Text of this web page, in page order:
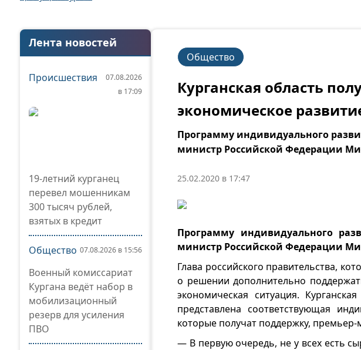
Лента новостей
Происшествия
07.08.2026
в 17:09
19-летний курганец
перевел мошенникам
300 тысяч рублей,
взятых в кредит
Общество 07.08.2026 в 15:56
Военный комиссариат
Кургана ведёт набор в
мобилизационный
резерв для усиления
ПВО
Общество
Курганская область
экономическое
Программу индивидуального
министр Российской Федерации
25.02.2020 в 17:47
Программу индивидуального
министр Российской Федерации
Глава российского правительства,
о решении дополнительно
экономическая ситуация.
представлена соответствующая
которые получат поддержку, премьер-
— В первую очередь, не у всех есть